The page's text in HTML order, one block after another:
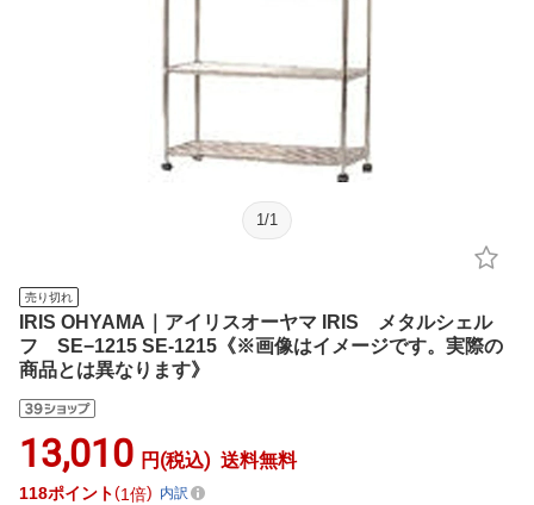
1 /1
売り切れ
IRIS OHYAMA｜アイリスオーヤマ IRIS メタルシェル
フ SE−1215 SE-1215《※画像はイメージです。実際の
商品とは異なります》
13,010 円(税込) 送料無料
118ポイント 1倍 内訳